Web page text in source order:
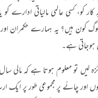
کو، کسی عالمی مالیاتی ادارے
کون ہیں؟ یہ ہمارے حکمران